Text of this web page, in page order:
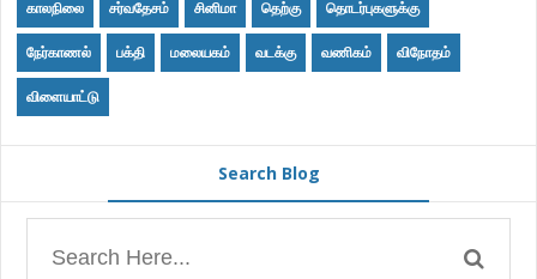
காலநிலை சர்வதேசம் சினிமா தெற்கு தொடர்புகளுக்கு
நேர்காணல் பக்தி மலையகம் வடக்கு வணிகம் விநோதம்
விளையாட்டு
Search Blog